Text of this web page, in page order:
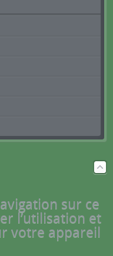
sur ce
l’utilisation et
votre appareil